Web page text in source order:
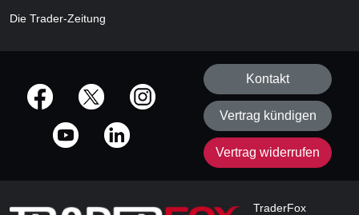
Die Trader-Zeitung
offizielle Social Media-Accounts
Kontakt
Vertrag kündigen
Vertrag widerrufen
TraderFox